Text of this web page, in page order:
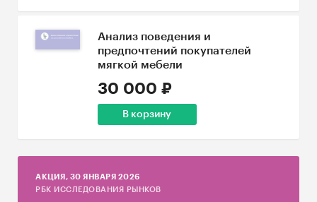
Анализ поведения и
предпочтений покупателей
мягкой мебели
30 000 ₽
В корзину
AКЦИЯ, 30 ЯНВАРЯ 2026
РБК ИССЛЕДОВАНИЯ РЫНКОВ